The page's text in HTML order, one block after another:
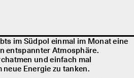
im Südpol einmal im Monat eine
entspannter Atmosphäre.
und einfach mal
Energie zu tanken.